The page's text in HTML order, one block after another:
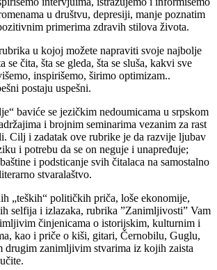
u društvu, depresiji, manje poznatim
primerima zdravih stilova života.
u kojoj možete napraviti svoje najbolje
se čita, šta se gleda, šta se sluša, kakvi sve
inspirišemo, širimo optimizam..
postaju uspešni.
baviće se jezičkim nedoumicama u srpskom
i brojnim seminarima vezanim za rast
Cilj i zadatak ove rubrike je da razvije ljubav
i potrebu da se on neguje i unapređuje;
i podsticanje svih čitalaca na samostalno
stvaralaštvo.
„teških“ političkih priča, loše ekonomije,
selfija i izlazaka, rubrika ”Zanimljivosti” Vam
činjenicama o istorijskim, kulturnim i
kao i priče o kiši, gitari, Černobilu, Guglu,
drugim zanimljivim stvarima iz kojih zaista